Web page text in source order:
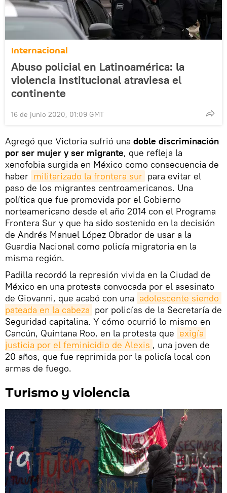
Internacional
Abuso policial en Latinoamérica: la
violencia institucional atraviesa el
continente
16 de junio 2020, 01:09 GMT
Agregó que Victoria sufrió una doble discriminación
por ser mujer y ser migrante, que refleja la
xenofobia surgida en México como consecuencia de
haber militarizado la frontera sur para evitar el
paso de los migrantes centroamericanos. Una
política que fue promovida por el Gobierno
norteamericano desde el año 2014 con el Programa
Frontera Sur y que ha sido sostenido en la decisión
de Andrés Manuel López Obrador de usar a la
Guardia Nacional como policía migratoria en la
misma región.
Padilla recordó la represión vivida en la Ciudad de
México en una protesta convocada por el asesinato
de Giovanni, que acabó con una adolescente siendo
pateada en la cabeza por policías de la Secretaría de
Seguridad capitalina. Y cómo ocurrió lo mismo en
Cancún, Quintana Roo, en la protesta que exigía
justicia por el feminicidio de Alexis , una joven de
20 años, que fue reprimida por la policía local con
armas de fuego.
Turismo y violencia